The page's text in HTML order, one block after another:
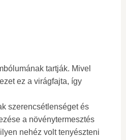
tartják. Mivel
ez a virágfajta, így
szerencsétlenséget és
a növénytermesztés
nehéz volt tenyészteni